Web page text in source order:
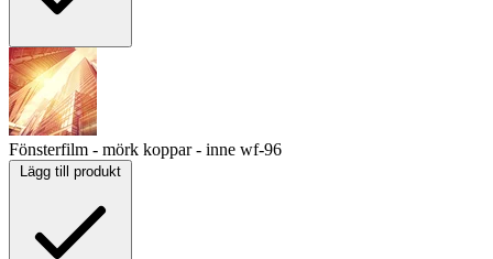
Fönsterfilm - mörk koppar - inne wf-96
Lägg till produkt